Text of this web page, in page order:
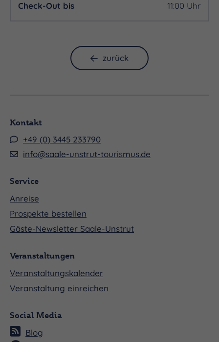
Check-Out bis
11:00 Uhr
zurück
Kontakt
+49 (0) 3445 233790
info@saale-unstrut-tourismus.de
Service
Anreise
Prospekte bestellen
Gäste-Newsletter Saale-Unstrut
Veranstaltungen
Veranstaltungskalender
Veranstaltung einreichen
Social Media
Blog